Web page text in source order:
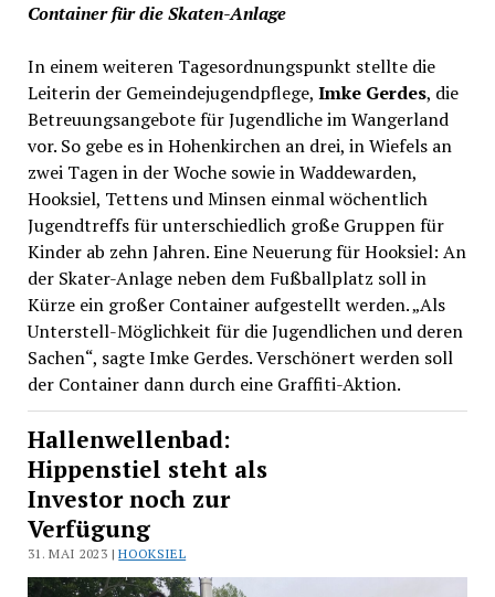
Container für die Skaten-Anlage
In einem weiteren Tagesordnungspunkt stellte die
Leiterin der Gemeindejugendpflege, Imke Gerdes, die
Betreuungsangebote für Jugendliche im Wangerland
vor. So gebe es in Hohenkirchen an drei, in Wiefels an
zwei Tagen in der Woche sowie in Waddewarden,
Hooksiel, Tettens und Minsen einmal wöchentlich
Jugendtreffs für unterschiedlich große Gruppen für
Kinder ab zehn Jahren. Eine Neuerung für Hooksiel: An
der Skater-Anlage neben dem Fußballplatz soll in
Kürze ein großer Container aufgestellt werden. „Als
Unterstell-Möglichkeit für die Jugendlichen und deren
Sachen“, sagte Imke Gerdes. Verschönert werden soll
der Container dann durch eine Graffiti-Aktion.
Hallenwellenbad:
Hippenstiel steht als
Investor noch zur
Verfügung
31. MAI 2023 |HOOKSIEL